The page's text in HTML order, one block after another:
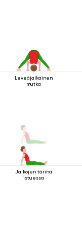
Leveäjalkainen
mutka
Jalkojen tärinä
istuessa